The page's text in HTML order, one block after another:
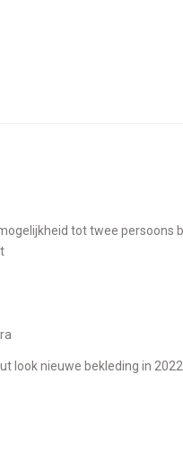
look nieuwe bekleding in 2022